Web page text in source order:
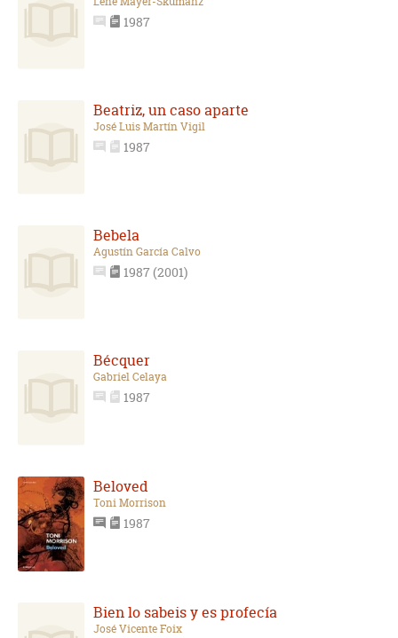
1987
Beatriz, un caso aparte
José Luis Martín Vigil
1987
Bebela
Agustín García Calvo
1987 (2001)
Bécquer
Gabriel Celaya
1987
Beloved
Toni Morrison
1987
Bien lo sabeis y es profecía
José Vicente Foix